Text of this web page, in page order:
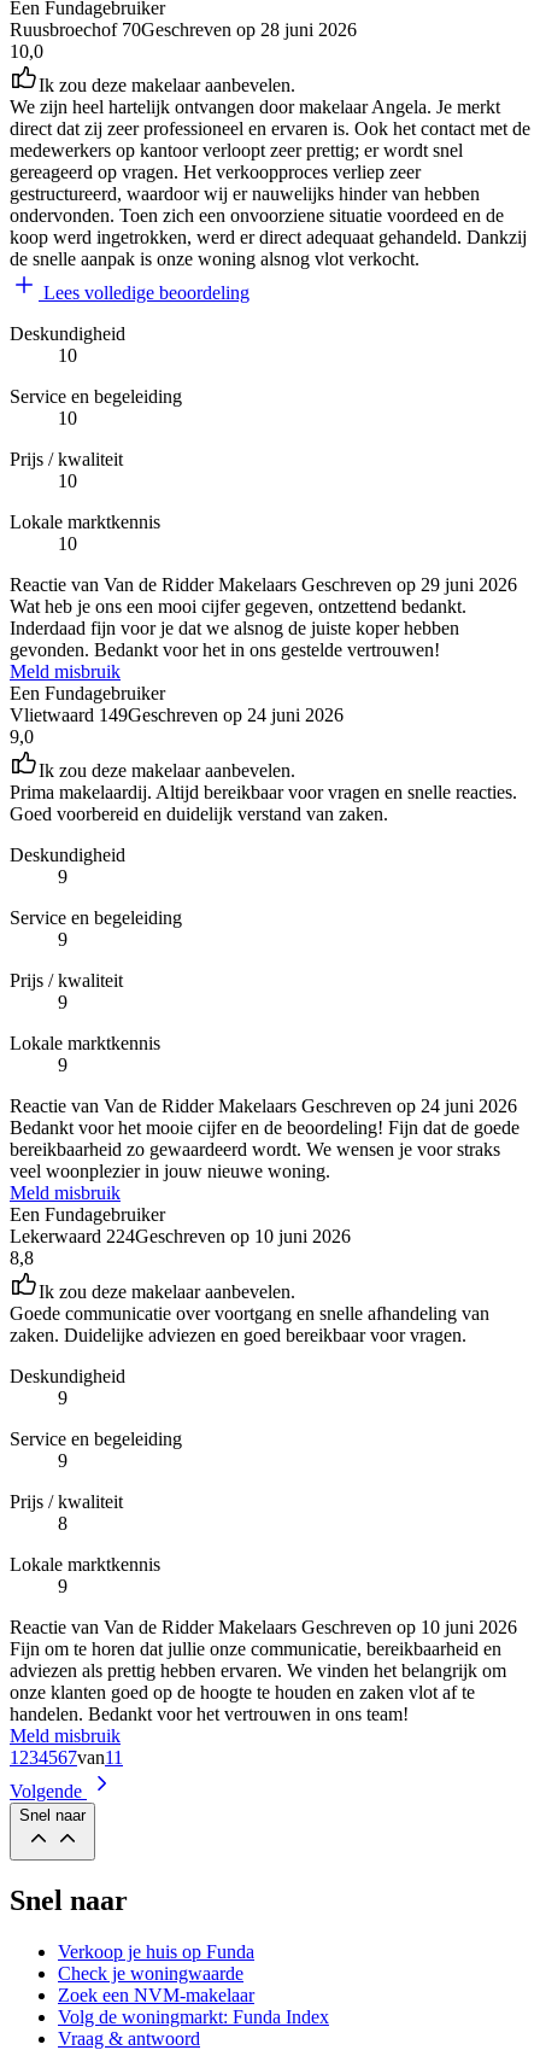
Een Fundagebruiker
Ruusbroechof 70Geschreven op 28 juni 2026
10,0
Ik zou deze makelaar aanbevelen.
We zijn heel hartelijk ontvangen door makelaar Angela. Je merkt
direct dat zij zeer professioneel en ervaren is. Ook het contact met de
medewerkers op kantoor verloopt zeer prettig; er wordt snel
gereageerd op vragen. Het verkoopproces verliep zeer
gestructureerd, waardoor wij er nauwelijks hinder van hebben
ondervonden. Toen zich een onvoorziene situatie voordeed en de
koop werd ingetrokken, werd er direct adequaat gehandeld. Dankzij
de snelle aanpak is onze woning alsnog vlot verkocht.
Lees volledige beoordeling
Deskundigheid
10
Service en begeleiding
10
Prijs / kwaliteit
10
Lokale marktkennis
10
Reactie van Van de Ridder Makelaars Geschreven op 29 juni 2026
Wat heb je ons een mooi cijfer gegeven, ontzettend bedankt.
Inderdaad fijn voor je dat we alsnog de juiste koper hebben
gevonden. Bedankt voor het in ons gestelde vertrouwen!
Meld misbruik
Een Fundagebruiker
Vlietwaard 149Geschreven op 24 juni 2026
9,0
Ik zou deze makelaar aanbevelen.
Prima makelaardij. Altijd bereikbaar voor vragen en snelle reacties.
Goed voorbereid en duidelijk verstand van zaken.
Deskundigheid
9
Service en begeleiding
9
Prijs / kwaliteit
9
Lokale marktkennis
9
Reactie van Van de Ridder Makelaars Geschreven op 24 juni 2026
Bedankt voor het mooie cijfer en de beoordeling! Fijn dat de goede
bereikbaarheid zo gewaardeerd wordt. We wensen je voor straks
veel woonplezier in jouw nieuwe woning.
Meld misbruik
Een Fundagebruiker
Lekerwaard 224Geschreven op 10 juni 2026
8,8
Ik zou deze makelaar aanbevelen.
Goede communicatie over voortgang en snelle afhandeling van
zaken. Duidelijke adviezen en goed bereikbaar voor vragen.
Deskundigheid
9
Service en begeleiding
9
Prijs / kwaliteit
8
Lokale marktkennis
9
Reactie van Van de Ridder Makelaars Geschreven op 10 juni 2026
Fijn om te horen dat jullie onze communicatie, bereikbaarheid en
adviezen als prettig hebben ervaren. We vinden het belangrijk om
onze klanten goed op de hoogte te houden en zaken vlot af te
handelen. Bedankt voor het vertrouwen in ons team!
Meld misbruik
1 234567van11
Volgende
Snel naar
Snel naar
Verkoop je huis op Funda
Check je woningwaarde
Zoek een NVM-makelaar
Volg de woningmarkt: Funda Index
Vraag & antwoord